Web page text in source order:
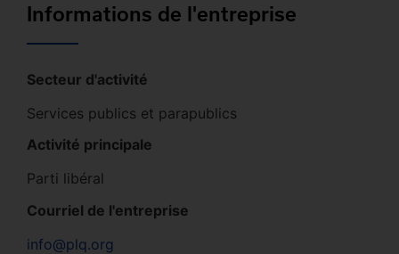
Informations de l'entreprise
Secteur d'activité
Services publics et parapublics
Activité principale
Parti libéral
Courriel de l'entreprise
info@plq.org